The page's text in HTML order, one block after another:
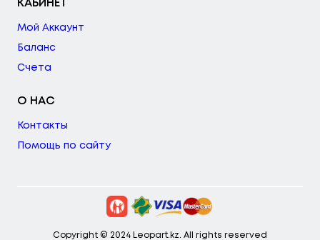
КАБИНЕТ
Мой Аккаунт
Баланс
Счета
О НАС
Контакты
Помощь по сайту
Copyright © 2024 Leopart.kz. All rights reserved